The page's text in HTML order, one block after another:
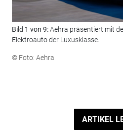
Bild 1 von 9:Aehra präsentiert mit
Elektroauto der Luxusklasse.
© Foto: Aehra
ARTIKEL